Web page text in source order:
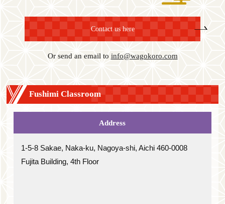
Contact us here
Or send an email to info@wagokoro.com
Fushimi Classroom
Address
1-5-8 Sakae, Naka-ku, Nagoya-shi, Aichi 460-0008
Fujita Building, 4th Floor